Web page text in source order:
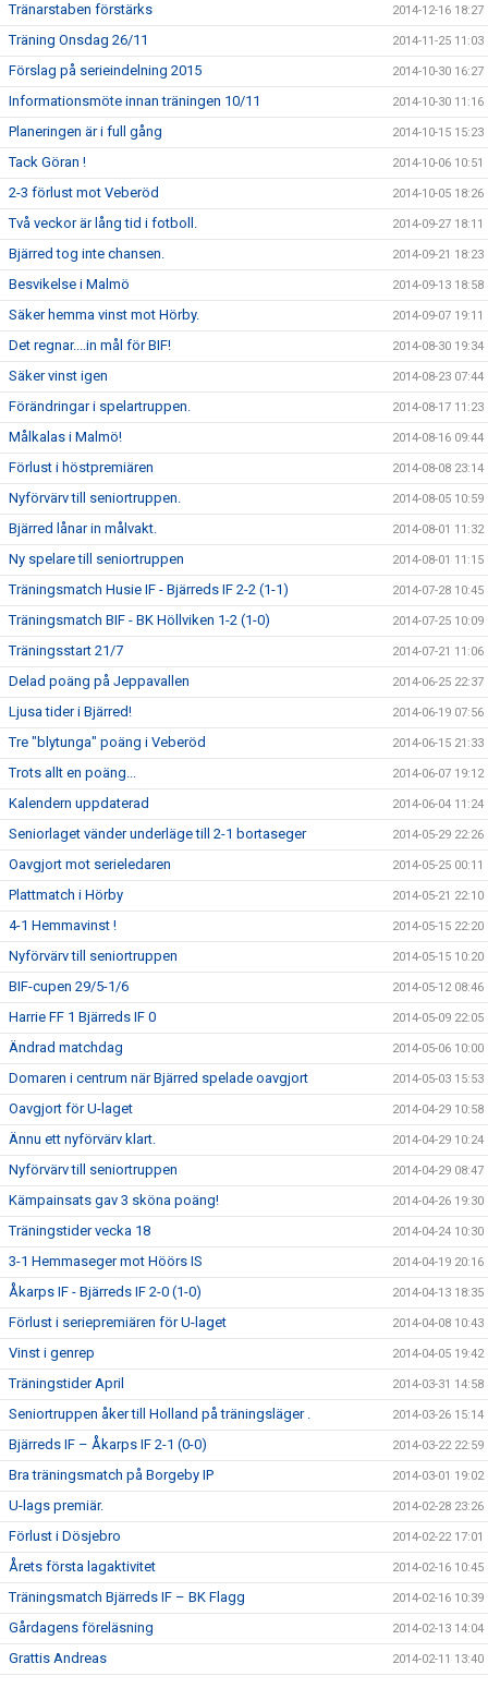
Tränarstaben förstärks 2014-12-16 18:27
Träning Onsdag 26/11 2014-11-25 11:03
Förslag på serieindelning 2015 2014-10-30 16:27
Informationsmöte innan träningen 10/11 2014-10-30 11:16
Planeringen är i full gång 2014-10-15 15:23
Tack Göran ! 2014-10-06 10:51
2-3 förlust mot Veberöd 2014-10-05 18:26
Två veckor är lång tid i fotboll. 2014-09-27 18:11
Bjärred tog inte chansen. 2014-09-21 18:23
Besvikelse i Malmö 2014-09-13 18:58
Säker hemma vinst mot Hörby. 2014-09-07 19:11
Det regnar....in mål för BIF! 2014-08-30 19:34
Säker vinst igen 2014-08-23 07:44
Förändringar i spelartruppen. 2014-08-17 11:23
Målkalas i Malmö! 2014-08-16 09:44
Förlust i höstpremiären 2014-08-08 23:14
Nyförvärv till seniortruppen. 2014-08-05 10:59
Bjärred lånar in målvakt. 2014-08-01 11:32
Ny spelare till seniortruppen 2014-08-01 11:15
Träningsmatch Husie IF - Bjärreds IF 2-2 (1-1) 2014-07-28 10:45
Träningsmatch BIF - BK Höllviken 1-2 (1-0) 2014-07-25 10:09
Träningsstart 21/7 2014-07-21 11:06
Delad poäng på Jeppavallen 2014-06-25 22:37
Ljusa tider i Bjärred! 2014-06-19 07:56
Tre "blytunga" poäng i Veberöd 2014-06-15 21:33
Trots allt en poäng... 2014-06-07 19:12
Kalendern uppdaterad 2014-06-04 11:24
Seniorlaget vänder underläge till 2-1 bortaseger 2014-05-29 22:26
Oavgjort mot serieledaren 2014-05-25 00:11
Plattmatch i Hörby 2014-05-21 22:10
4-1 Hemmavinst ! 2014-05-15 22:20
Nyförvärv till seniortruppen 2014-05-15 10:20
BIF-cupen 29/5-1/6 2014-05-12 08:46
Harrie FF 1 Bjärreds IF 0 2014-05-09 22:05
Ändrad matchdag 2014-05-06 10:00
Domaren i centrum när Bjärred spelade oavgjort 2014-05-03 15:53
Oavgjort för U-laget 2014-04-29 10:58
Ännu ett nyförvärv klart. 2014-04-29 10:24
Nyförvärv till seniortruppen 2014-04-29 08:47
Kämpainsats gav 3 sköna poäng! 2014-04-26 19:30
Träningstider vecka 18 2014-04-24 10:30
3-1 Hemmaseger mot Höörs IS 2014-04-19 20:16
Åkarps IF - Bjärreds IF 2-0 (1-0) 2014-04-13 18:35
Förlust i seriepremiären för U-laget 2014-04-08 10:43
Vinst i genrep 2014-04-05 19:42
Träningstider April 2014-03-31 14:58
Seniortruppen åker till Holland på träningsläger . 2014-03-26 15:14
Bjärreds IF – Åkarps IF 2-1 (0-0) 2014-03-22 22:59
Bra träningsmatch på Borgeby IP 2014-03-01 19:02
U-lags premiär. 2014-02-28 23:26
Förlust i Dösjebro 2014-02-22 17:01
Årets första lagaktivitet 2014-02-16 10:45
Träningsmatch Bjärreds IF – BK Flagg 2014-02-16 10:39
Gårdagens föreläsning 2014-02-13 14:04
Grattis Andreas 2014-02-11 13:40